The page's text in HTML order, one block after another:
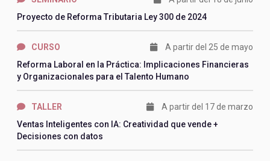
Proyecto de Reforma Tributaria Ley 300 de 2024
CURSO
A partir del 25 de mayo
Reforma Laboral en la Práctica: Implicaciones Financieras
y Organizacionales para el Talento Humano
TALLER
A partir del 17 de marzo
Ventas Inteligentes con IA: Creatividad que vende +
Decisiones con datos